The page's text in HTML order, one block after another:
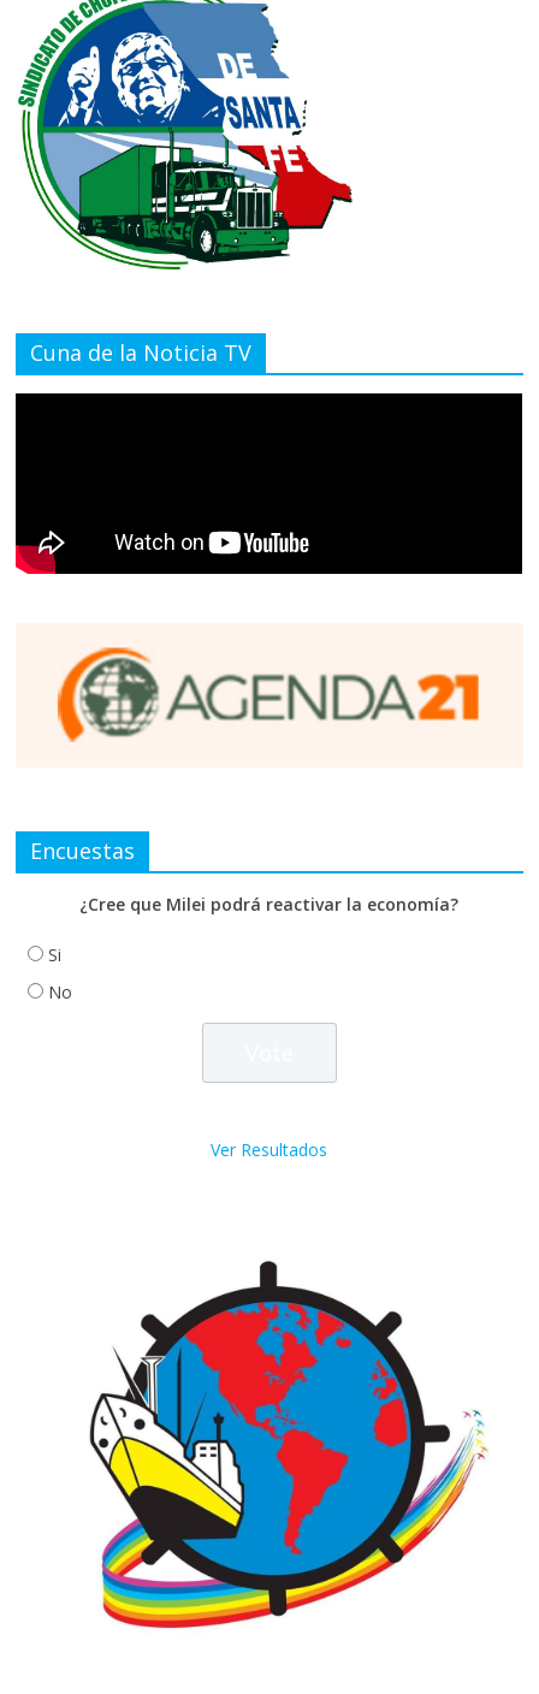
Cuna de la Noticia TV
Encuestas
¿Cree que Milei podrá reactivar la economía?
Si
No
Ver Resultados